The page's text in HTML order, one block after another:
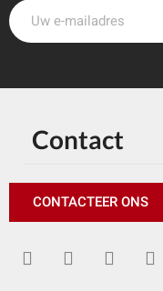
Contact
CONTACTEER ONS